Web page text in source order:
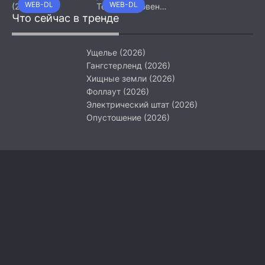
WEB-DL
(2026)
WEB-DL
Тёмный уровень
(2026)
Что сейчас в тренде
Ущелье (2026)
Гангстерленд (2026)
Хищные земли (2026)
Фоллаут (2026)
Электрический штат (2026)
Опустошение (2026)